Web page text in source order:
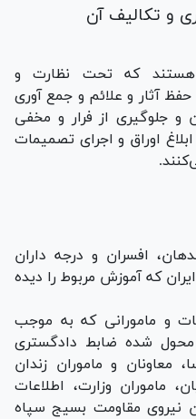
و تکالیف آن
هستند که تحت نظارت و
آثار و علائم و جمع آوری
و جلوگیری از فرار و مخفی
اوراق و اجرای تصمیمات
افسران و درجه داران
که آموزش مربوط را دیده
و مامورانی که به موجب
شده ضابط دادگستری
معاونان و ماموران زندان
ماموران وزارت، اطلاعات
نیروی مقاومت بسیج سپاه